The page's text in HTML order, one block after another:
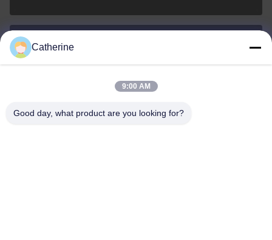
Correo
Catherine
9:00 AM
Good day, what product are you looking for?